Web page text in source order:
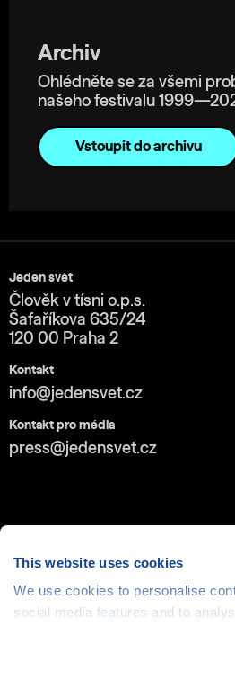
This website uses cookies
We use cookies to personalise
social media features and to
media, advertising and analytics
Archiv
Ohlédněte se za všemi
našeho festivalu
Vstoupit do archivu
Jeden svět
Člověk v tísni o.p.s.
Šafaříkova 635/24
120 00 Praha 2
Kontakt
info@jedensvet.cz
Kontakt pro média
press@jedensvet.cz
Cookies| © 1999-2026 Člověk